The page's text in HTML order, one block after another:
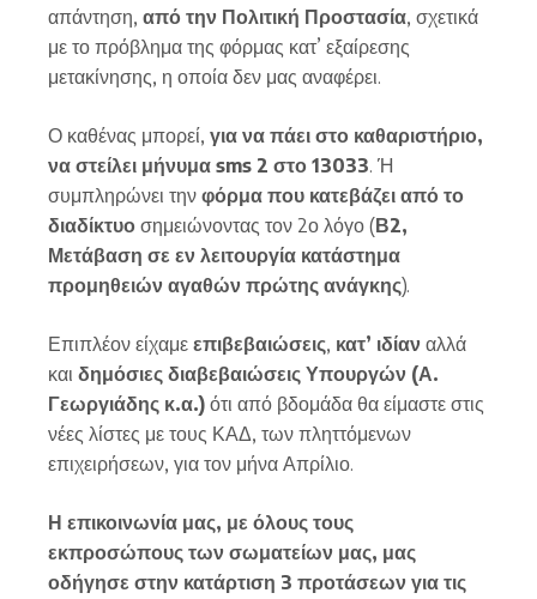
απάντηση, από την Πολιτική Προστασία, σχετικά
με το πρόβλημα της φόρμας κατ’ εξαίρεσης
μετακίνησης, η οποία δεν μας αναφέρει.
Ο καθένας μπορεί, για να πάει στο καθαριστήριο,
να στείλει μήνυμα sms 2 στο 13033. Ή
συμπληρώνει την φόρμα που κατεβάζει από το
διαδίκτυο σημειώνοντας τον 2ο λόγο (Β2,
Μετάβαση σε εν λειτουργία κατάστημα
προμηθειών αγαθών πρώτης ανάγκης).
Επιπλέον είχαμε επιβεβαιώσεις, κατ’ ιδίαν αλλά
και δημόσιες διαβεβαιώσεις Υπουργών (Α.
Γεωργιάδης κ.α.) ότι από βδομάδα θα είμαστε στις
νέες λίστες με τους ΚΑΔ, των πληττόμενων
επιχειρήσεων, για τον μήνα Απρίλιο.
Η επικοινωνία μας, με όλους τους
εκπροσώπους των σωματείων μας, μας
οδήγησε στην κατάρτιση 3 προτάσεων για τις